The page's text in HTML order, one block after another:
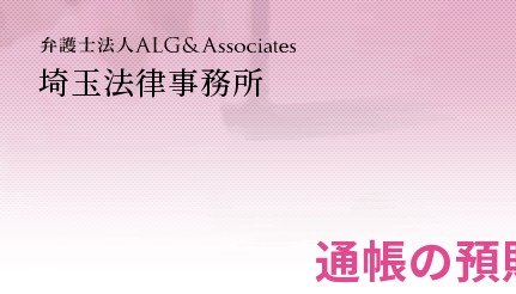
埼玉法律事務所
通帳の